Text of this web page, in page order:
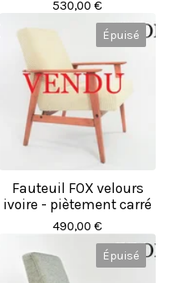
530,00 €
Épuisé
Fauteuil FOX velours
ivoire - piètement carré
490,00 €
Épuisé